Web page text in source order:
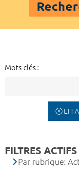
Mots-clés :
FILTRES ACTIFS
Par rubrique: